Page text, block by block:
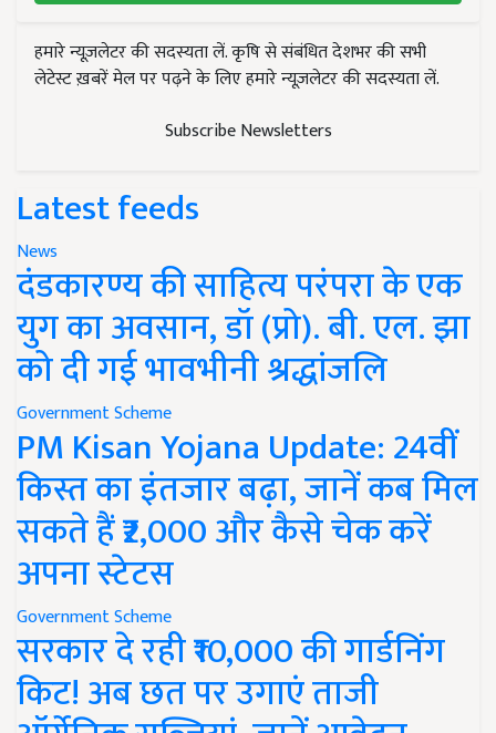
हमारे न्यूज़लेटर की सदस्यता लें. कृषि से संबंधित देशभर की सभी
लेटेस्ट ख़बरें मेल पर पढ़ने के लिए हमारे न्यूज़लेटर की सदस्यता लें.
Subscribe Newsletters
Latest feeds
News
दंडकारण्य की साहित्य परंपरा के एक
युग का अवसान, डॉ (प्रो). बी. एल. झा
को दी गई भावभीनी श्रद्धांजलि
Government Scheme
PM Kisan Yojana Update: 24वीं
किस्त का इंतजार बढ़ा, जानें कब मिल
सकते हैं ₹2,000 और कैसे चेक करें
अपना स्टेटस
Government Scheme
सरकार दे रही ₹10,000 की गार्डनिंग
किट! अब छत पर उगाएं ताजी